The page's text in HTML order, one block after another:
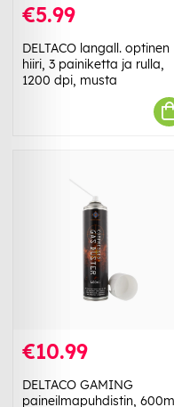
€5.99
DELTACO langall. optinen
hiiri, 3 painiketta ja rulla,
1200 dpi, musta
€10.99
DELTACO GAMING
paineilmapuhdistin,